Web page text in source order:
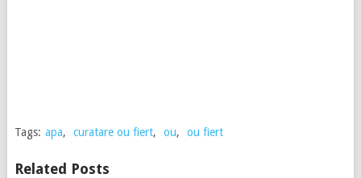
Tags: apa, curatare ou fiert, ou, ou fiert
Related Posts